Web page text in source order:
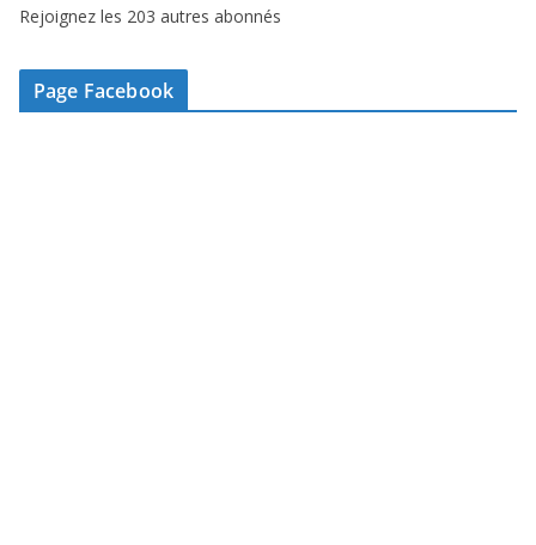
e
-
m
Rejoignez les 203 autres abonnés
Page Facebook